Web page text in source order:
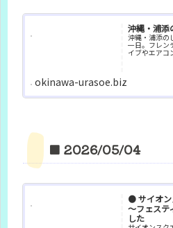
沖縄・浦添
沖縄・浦添の
一日。フレン
イブやエアコ
okinawa-urasoe.biz
■ 2026/05/04
🟠 サイオ
～フェステ
した